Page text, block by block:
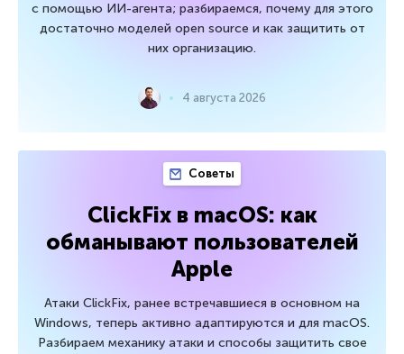
с помощью ИИ-агента; разбираемся, почему для этого
достаточно моделей open source и как защитить от
них организацию.
4 августа 2026
Советы
ClickFix в macOS: как
обманывают пользователей
Apple
Атаки ClickFix, ранее встречавшиеся в основном на
Windows, теперь активно адаптируются и для macOS.
Разбираем механику атаки и способы защитить свое